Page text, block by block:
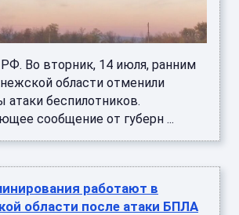
Во вторник, 14 июля, ранним
области отменили
атаки беспилотников.
сообщение от губерн ...
работают в
области после атаки БПЛА